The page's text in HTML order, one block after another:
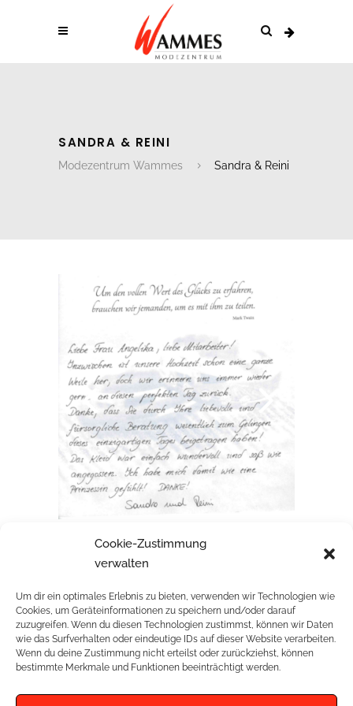
Cookie-Zustimmung
verwalten
Um dir ein optimales Erlebnis zu bieten, verwenden wir Technologien wie
Cookies, um Geräteinformationen zu speichern und/oder darauf
zuzugreifen. Wenn du diesen Technologien zustimmst, können wir Daten
wie das Surfverhalten oder eindeutige IDs auf dieser Website verarbeiten.
Wenn du deine Zustimmung nicht erteilst oder zurückziehst, können
bestimmte Merkmale und Funktionen beeinträchtigt werden.
SANDRA & REINI
Modezentrum Wammes Sandra & Reini
SANDRA & REINI
RELATED PROJECTS